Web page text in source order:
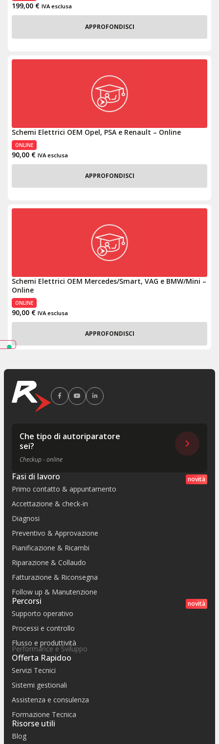
199,00 € IVA esclusa
APPROFONDISCI
Schemi Elettrici OEM Opel, PSA e Renault – Online
ONLINE
90,00 € IVA esclusa
APPROFONDISCI
Schemi Elettrici OEM Mercedes/Smart, VAG e BMW/Mini –
Online
ONLINE
90,00 € IVA esclusa
APPROFONDISCI
Che tipo di autoriparatore
sei?
Checkup - online
novità
Fasi di lavoro
Primo contatto & appuntamento
Accettazione & check-in
Diagnosi
Preventivo & Approvazione
Pianificazione & Ricambi
Riparazione & Collaudo
Fatturazione & Riconsegna
Follow up & Manutenzione
novità
Percorsi
Supporto operativo
Processi e controllo
Flusso e produttività
Performance e Sviluppo
Offerta Rapidoo
Servizi Tecnici
Sistemi gestionali
Assistenza e consulenza
Formazione Tecnica
Risorse utili
Blog